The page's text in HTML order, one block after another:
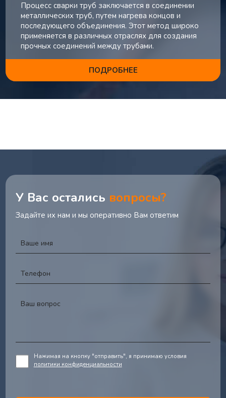
Процесс сварки труб заключается в соединении
металлических труб, путем нагрева концов и
последующего объединения. Этот метод широко
применяется в различных отраслях для создания
прочных соединений между трубами.
ПОДРОБНЕЕ
У Вас остались вопросы?
Задайте их нам и мы оперативно Вам ответим
Нажимая на кнопку "отправить", я принимаю условия
политики конфиденциальности